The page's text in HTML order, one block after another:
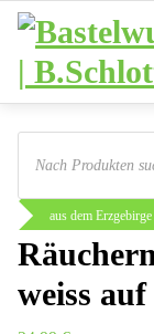
Zum
Inhalt
springen
Products
search Sie sind hier:
aus dem Erzgebirge
weiss